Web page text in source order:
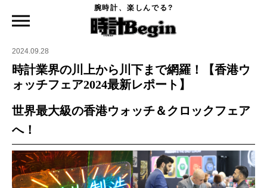
腕時計、楽しんでる?
時計業界の川上から川下まで網羅！【香港ウォッチフェア2024最新レポート】
2024.09.28
時計業界の川上から川下まで網羅！【香港ウ
ォッチフェア2024最新レポート】
世界最大級の香港ウォッチ＆クロックフェア
へ！